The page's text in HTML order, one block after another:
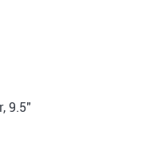
9.5"